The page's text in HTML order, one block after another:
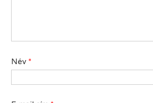
Név *